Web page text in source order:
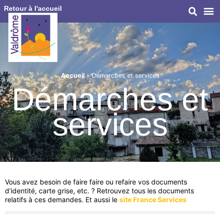
Retour à l'accueil
Accueil»Démarches et services
Démarches et
services
Vous avez besoin de faire faire ou refaire vos documents
d’identité, carte grise, etc. ? Retrouvez tous les documents
relatifs à ces demandes. Et aussi le site France Services